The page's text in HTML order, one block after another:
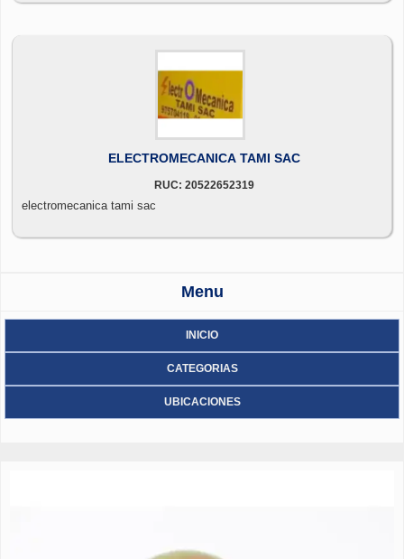
ELECTROMECANICA TAMI SAC
RUC: 20522652319
electromecanica tami sac
Menu
INICIO
CATEGORIAS
UBICACIONES